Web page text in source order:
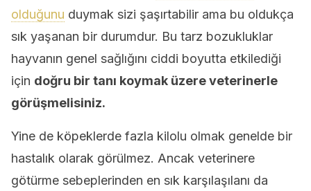
olduğunu duymak sizi şaşırtabilir ama bu oldukça
sık yaşanan bir durumdur. Bu tarz bozukluklar
hayvanın genel sağlığını ciddi boyutta etkilediği
için doğru bir tanı koymak üzere veterinerle
görüşmelisiniz.
Yine de köpeklerde fazla kilolu olmak genelde bir
hastalık olarak görülmez. Ancak veterinere
götürme sebeplerinden en sık karşılaşılanı da